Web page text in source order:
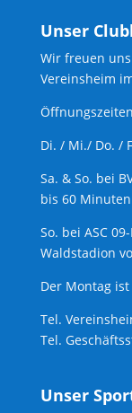
Unser
Wir freuen
Vereinsheim
Di. / Mi./ Do. /
Sa. & So. bei
bis 60
So. bei ASC
Waldstadion
Der Montag
Tel.
Tel.
Unser